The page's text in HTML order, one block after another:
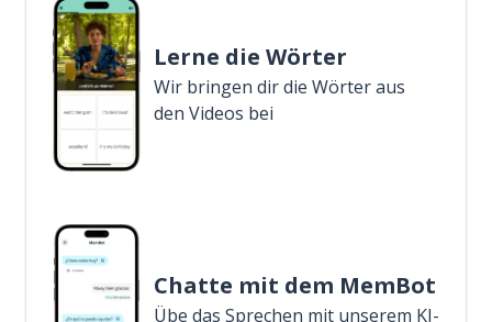
Lerne die Wörter
Wir bringen dir die Wörter aus
den Videos bei
Chatte mit dem MemBot
Übe das Sprechen mit unserem KI-